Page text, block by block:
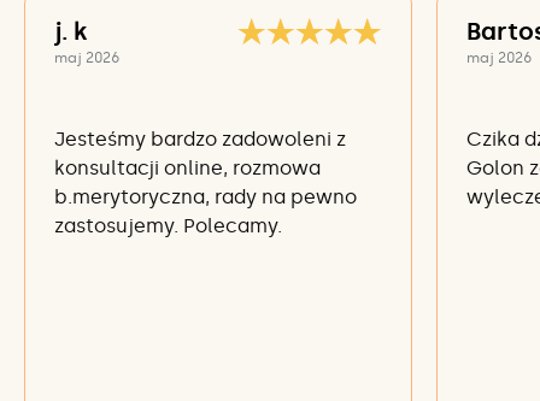
j. k
maj 2026
Jesteśmy bardzo zadowoleni z
konsultacji online, rozmowa
b.merytoryczna, rady na pewno
zastosujemy. Polecamy.
maj 2026
Czika
Golon